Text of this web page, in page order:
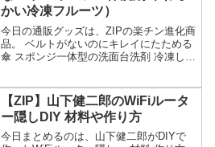
かい冷凍フルーツ）
今日の通販グッズは、ZIPの楽チン進化商
品。 ベルトがないのにキレイにたためる
傘 スポンジ一体型の洗面台洗剤 冷凍して
楽チン進化商品についてです。（画像は
イメー...
【ZIP】山下健二郎のWiFiルータ
ー隠しDIY 材料や作り方
今日まとめるのは、山下健二郎がDIYで